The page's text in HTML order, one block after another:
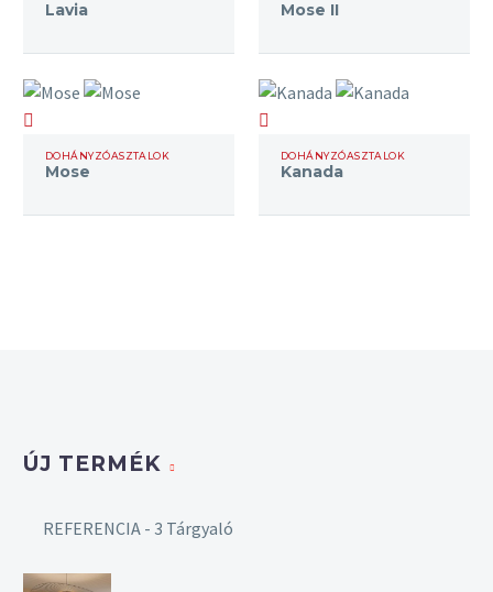
Lavia Mose II
Mose
DOHÁNYZÓASZTALOK
Mose
Kanada
DOHÁNYZÓASZTALOK
Kanada
ÚJ TERMÉK
REFERENCIA - 3 Tárgyaló